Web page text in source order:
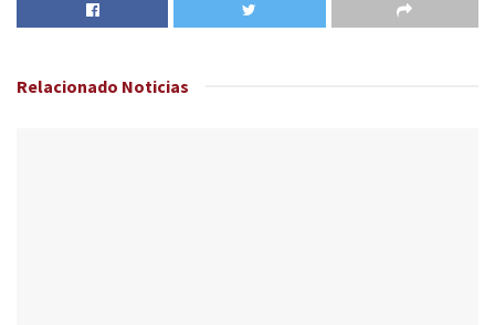
Relacionado Noticias